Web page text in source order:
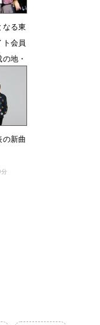
なる東
会員
地・
の新曲